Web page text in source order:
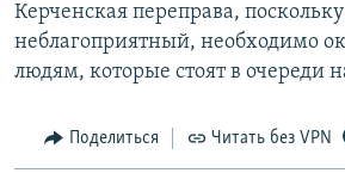
Керченская переправа,
неблагоприятный, необходимо
людям, которые стоят в очереди
Поделиться Читать без VPN